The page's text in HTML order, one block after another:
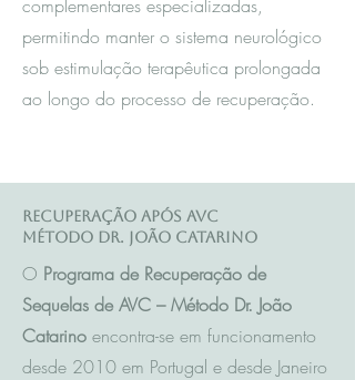
complementares especializadas,
permitindo manter o sistema neurológico
sob estimulação terapêutica prolongada
ao longo do processo de recuperação.
Recuperação após AVC
Método Dr. João Catarino
O Programa de Recuperação de
Sequelas de AVC – Método Dr. João
Catarino encontra-se em funcionamento
desde 2010 em Portugal e desde Janeiro